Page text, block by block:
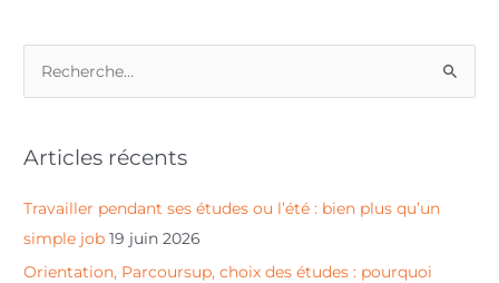
h
Articles récents
Travailler pendant ses études ou l’été : bien plus qu’un
simple job 19 juin 2026
Orientation, Parcoursup, choix des études : pourquoi